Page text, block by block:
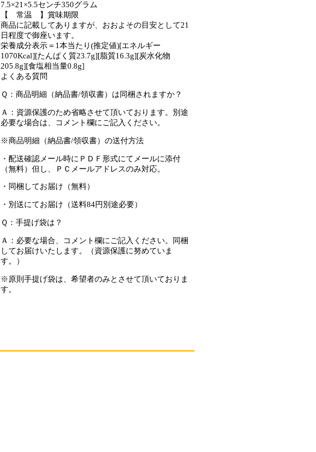
7.5×21×5.5センチ350グラム
【 常温 】賞味期限
商品に記載してありますが、おおよその目安として21
日程度で御座います。
栄養成分表示＝1本当たり(推定値)[エネルギー
1070Kcal][たんぱく質23.7g][脂質16.3g][炭水化物
205.8g][食塩相当量0.8g]
よくある質問
Ｑ：商品明細（納品書/領収書）は同梱されますか？
Ａ：資源保護のため省略させて頂いております。別途
必要な場合は、コメント欄にご記入ください。
※商品明細（納品書/領収書）の送付方法
・配送確認メール時にＰＤＦ形式にてメールに添付
（無料）但し、ＰＣメールアドレスのみ対応。
・同梱してお届け（無料）
・別送にてお届け（送料84円別途必要）
Ｑ：手提げ袋は？
Ａ：必要な場合、コメント欄にご記入ください。同梱
してお届けいたします。（資源保護に努めていま
す。）
※原則手提げ袋は、希望者のみとさせて頂いておりま
す。